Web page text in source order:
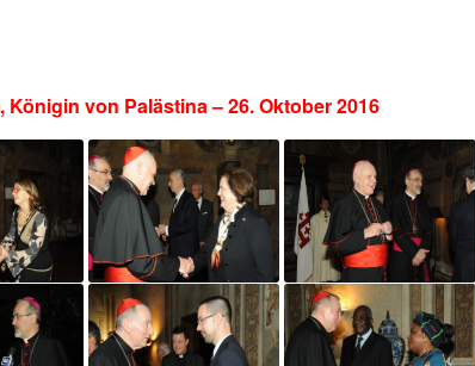
von Palästina – 26. Oktober 2016